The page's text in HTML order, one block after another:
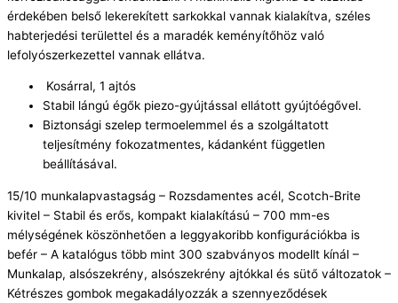
érdekében belső lekerekített sarkokkal vannak kialakítva, széles
habterjedési területtel és a maradék keményítőhöz való
lefolyószerkezettel vannak ellátva.
Kosárral, 1 ajtós
Stabil lángú égők piezo-gyújtással ellátott gyújtóégővel.
Biztonsági szelep termoelemmel és a szolgáltatott
teljesítmény fokozatmentes, kádanként független
beállításával.
15/10 munkalapvastagság – Rozsdamentes acél, Scotch-Brite
kivitel – Stabil és erős, kompakt kialakítású – 700 mm-es
mélységének köszönhetően a leggyakoribb konfigurációkba is
befér – A katalógus több mint 300 szabványos modellt kínál –
Munkalap, alsószekrény, alsószekrény ajtókkal és sütő változatok –
Kétrészes gombok megakadályozzák a szennyeződések